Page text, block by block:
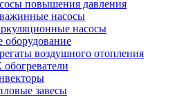
повышения давления
насосы
насосы
оборудование
воздушного отопления
завесы